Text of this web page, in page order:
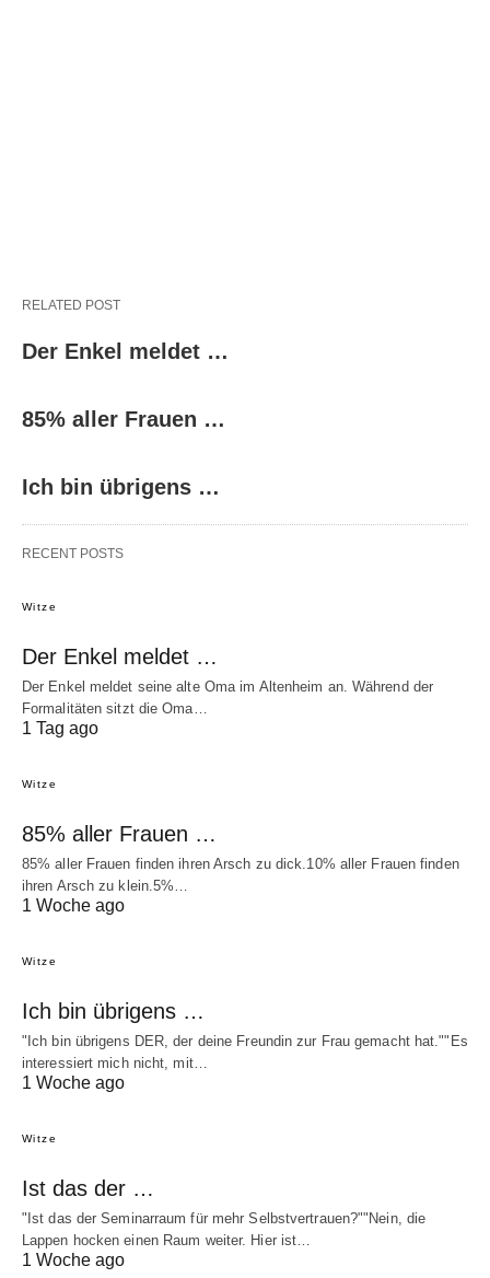
RELATED POST
Der Enkel meldet …
85% aller Frauen …
Ich bin übrigens …
RECENT POSTS
Witze
Der Enkel meldet …
Der Enkel meldet seine alte Oma im Altenheim an. Während der
Formalitäten sitzt die Oma…
1 Tag ago
Witze
85% aller Frauen …
85% aller Frauen finden ihren Arsch zu dick.10% aller Frauen finden
ihren Arsch zu klein.5%…
1 Woche ago
Witze
Ich bin übrigens …
"Ich bin übrigens DER, der deine Freundin zur Frau gemacht hat.""Es
interessiert mich nicht, mit…
1 Woche ago
Witze
Ist das der …
"Ist das der Seminarraum für mehr Selbstvertrauen?""Nein, die
Lappen hocken einen Raum weiter. Hier ist…
1 Woche ago